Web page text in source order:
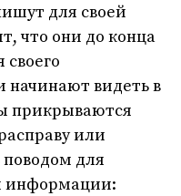
для своей
что они до конца
начинают видеть в
прикрываются
или
поводом для
информации: